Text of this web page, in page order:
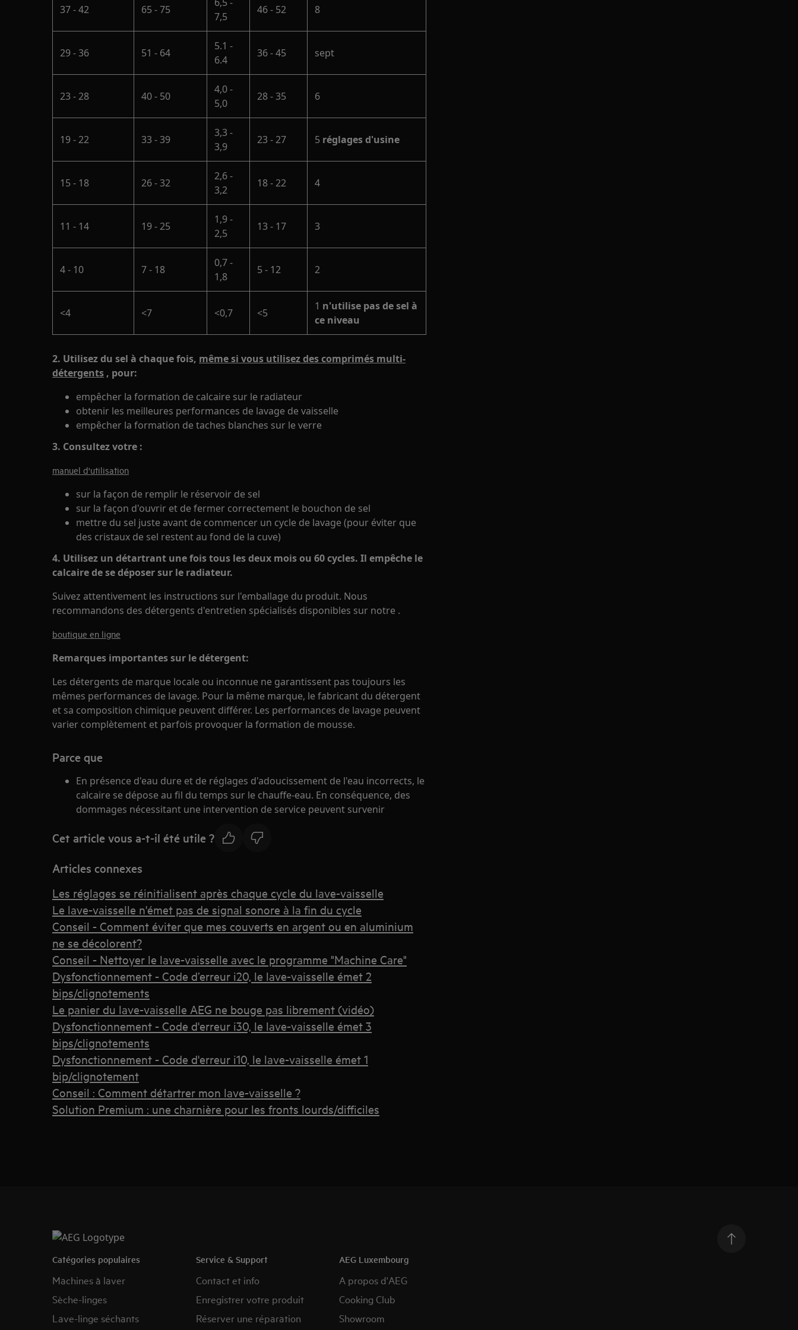
37 - 42 65 - 75
7,5
46 - 52 8
29 - 36 51 - 64
5.1 -
6.4
36 - 45 sept
23 - 28 40 - 50
4,0 -
5,0
28 - 35 6
19 - 22 33 - 39
3,3 -
3,9
23 - 27 5 réglages d'usine
15 - 18 26 - 32
2,6 -
3,2
18 - 22 4
11 - 14 19 - 25
1,9 -
2,5
13 - 17 3
4 - 10 7 - 18
0,7 -
1,8
5 - 12 2
<4 <7 <0,7 <5
1 n'utilise pas de sel à
ce niveau
2. Utilisez du sel à chaque fois, même si vous utilisez des comprimés multi-
détergents , pour:
empêcher la formation de calcaire sur le radiateur
obtenir les meilleures performances de lavage de vaisselle
empêcher la formation de taches blanches sur le verre
3. Consultez votre :
manuel d'utilisation
sur la façon de remplir le réservoir de sel
sur la façon d'ouvrir et de fermer correctement le bouchon de sel
mettre du sel juste avant de commencer un cycle de lavage (pour éviter que
des cristaux de sel restent au fond de la cuve)
4. Utilisez un détartrant une fois tous les deux mois ou 60 cycles. Il empêche le
calcaire de se déposer sur le radiateur.
Suivez attentivement les instructions sur l'emballage du produit. Nous
recommandons des détergents d'entretien spécialisés disponibles sur notre .
boutique en ligne
Remarques importantes sur le détergent:
Les détergents de marque locale ou inconnue ne garantissent pas toujours les
mêmes performances de lavage. Pour la même marque, le fabricant du détergent
et sa composition chimique peuvent différer. Les performances de lavage peuvent
varier complètement et parfois provoquer la formation de mousse.
Parce que
En présence d'eau dure et de réglages d'adoucissement de l'eau incorrects, le
calcaire se dépose au fil du temps sur le chauffe-eau. En conséquence, des
dommages nécessitant une intervention de service peuvent survenir
Cet article vous a-t-il été utile ?
Articles connexes
Les réglages se réinitialisent après chaque cycle du lave-vaisselle
Le lave-vaisselle n'émet pas de signal sonore à la fin du cycle
Conseil - Comment éviter que mes couverts en argent ou en aluminium
ne se décolorent?
Conseil - Nettoyer le lave-vaisselle avec le programme "Machine Care"
Dysfonctionnement - Code d’erreur i20, le lave-vaisselle émet 2
bips/clignotements
Le panier du lave-vaisselle AEG ne bouge pas librement (vidéo)
Dysfonctionnement - Code d'erreur i30, le lave-vaisselle émet 3
bips/clignotements
Dysfonctionnement - Code d'erreur i10, le lave-vaisselle émet 1
bip/clignotement
Conseil : Comment détartrer mon lave-vaisselle ?
Solution Premium : une charnière pour les fronts lourds/difficiles
Catégories populaires
Machines à laver
Sèche-linges
Lave-linge séchants
Service & Support
Contact et info
Enregistrer votre produit
Réserver une réparation
AEG Luxembourg
A propos d'AEG
Cooking Club
Showroom